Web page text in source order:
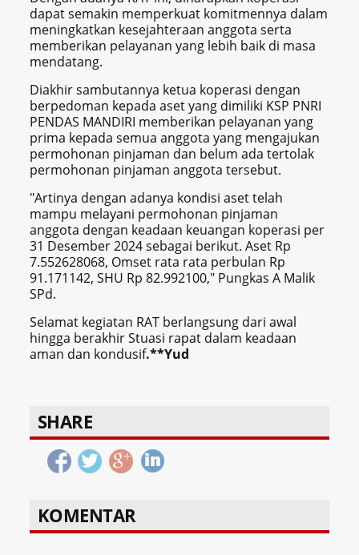
dapat semakin memperkuat komitmennya dalam
meningkatkan kesejahteraan anggota serta
memberikan pelayanan yang lebih baik di masa
mendatang.
Diakhir sambutannya ketua koperasi dengan
berpedoman kepada aset yang dimiliki KSP PNRI
PENDAS MANDIRI memberikan pelayanan yang
prima kepada semua anggota yang mengajukan
permohonan pinjaman dan belum ada tertolak
permohonan pinjaman anggota tersebut.
"Artinya dengan adanya kondisi aset telah
mampu melayani permohonan pinjaman
anggota dengan keadaan keuangan koperasi per
31 Desember 2024 sebagai berikut. Aset Rp
7.552628068, Omset rata rata perbulan Rp
91.171142, SHU Rp 82.992100," Pungkas A Malik
SPd.
Selamat kegiatan RAT berlangsung dari awal
hingga berakhir Stuasi rapat dalam keadaan
aman dan kondusif.**Yud
SHARE
KOMENTAR